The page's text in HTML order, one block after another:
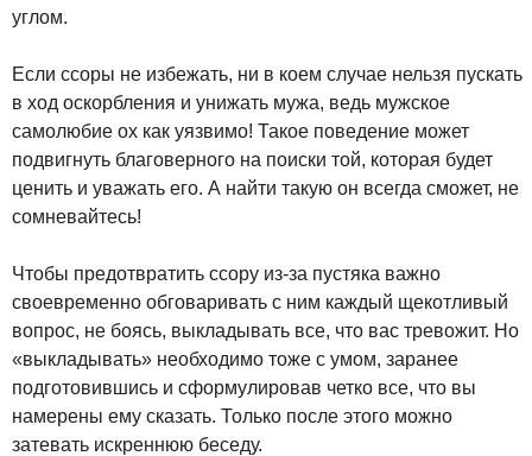
углом.
Если ссоры не избежать, ни в коем случае нельзя пускать
в ход оскорбления и унижать мужа, ведь мужское
самолюбие ох как уязвимо! Такое поведение может
подвигнуть благоверного на поиски той, которая будет
ценить и уважать его. А найти такую он всегда сможет, не
сомневайтесь!
Чтобы предотвратить ссору из-за пустяка важно
своевременно обговаривать с ним каждый щекотливый
вопрос, не боясь, выкладывать все, что вас тревожит. Но
«выкладывать» необходимо тоже с умом, заранее
подготовившись и сформулировав четко все, что вы
намерены ему сказать. Только после этого можно
затевать искреннюю беседу.